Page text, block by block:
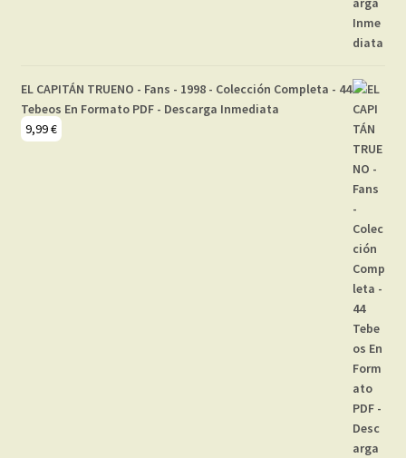
EL CAPITÁN TRUENO - Fans - 1998 - Colección Completa - 44
Tebeos En Formato PDF - Descarga Inmediata
9,99€